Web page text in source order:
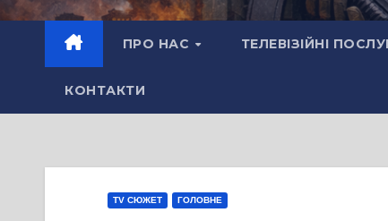
ПРО НАС ТЕЛЕВІЗІЙНІ
КОНТАКТИ
TV СЮЖЕТ ГОЛОВНЕ